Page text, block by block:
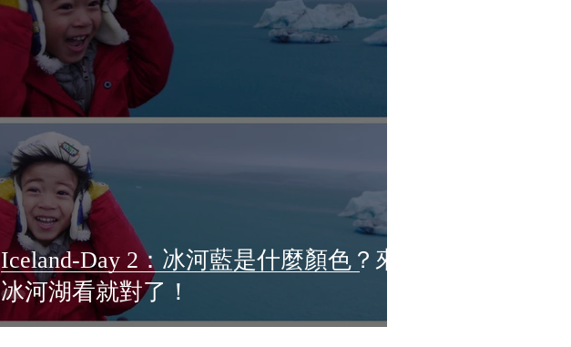
Iceland-Day 2：冰河藍是什麼顏色？來
冰河湖看就對了！